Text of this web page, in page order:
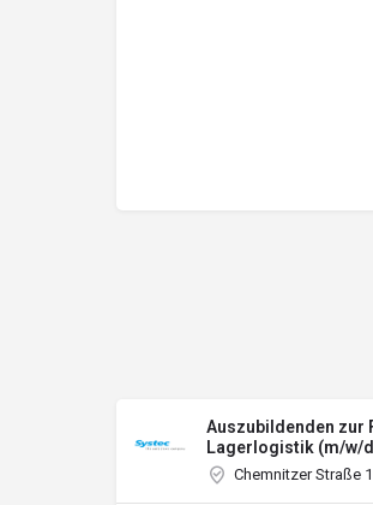
Auszubildenden zur
Lagerlogistik (m/w/
Chemnitzer Straße